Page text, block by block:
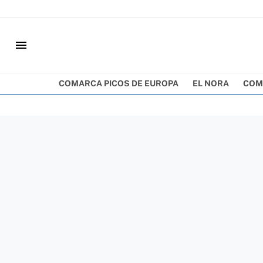
menu
COMARCA PICOS DE EUROPA EL NORA